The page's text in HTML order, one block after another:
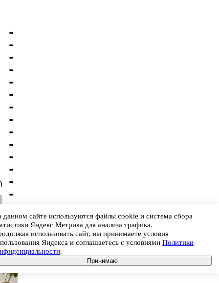
данном сайте используются файлы cookie и система сбора
Яндекс Метрика для анализа трафика.
использовать сайт, вы принимаете условия
Яндекса и соглашаетесь с условиями Политики
.
Принимаю